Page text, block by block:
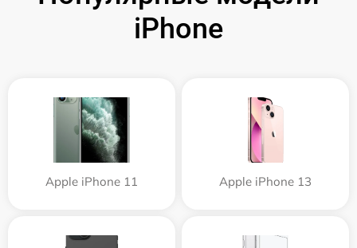
iPhone
Apple iPhone 11 Apple iPhone 13